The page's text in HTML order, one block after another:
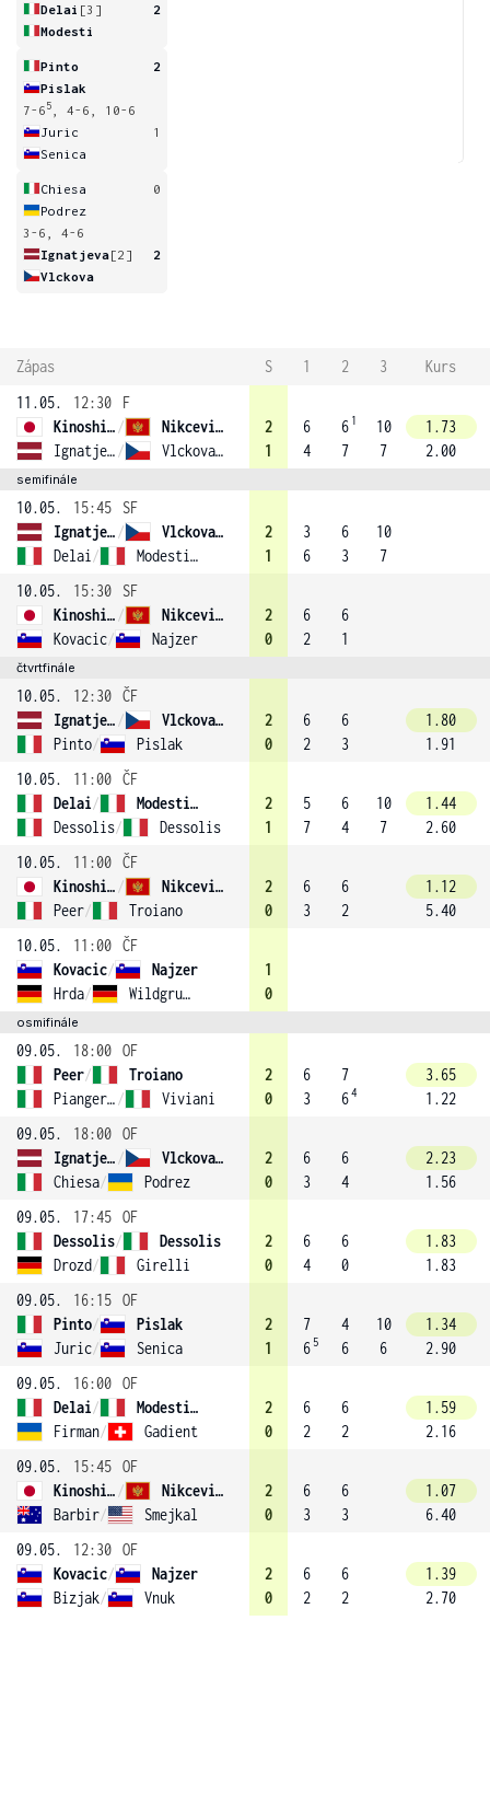
Delai [3]
2
Modesti
Pinto
2
Pislak
7-6 5
, 4-6, 10-6
Juric
1
Senica
Chiesa
0
Podrez
3-6, 4-6
Ignatjeva[2]
2
Vlckova
Zápas S 1 2 3
Kurs
11.05.
12:30
F
Kinoshita /
Nikcevic (4)
Ignatjeva / Vlckova (2)
2
1
6
4
6 1
7
10
7
1.73
2.00
semifinále
10.05. 15:45
SF
Ignatjeva /
Vlckova (2)
Delai / Modesti (3)
2
1
3
6
6
3
10
7
10.05.
15:30
SF
Kinoshita /
Nikcevic (4)
Kovacic/ Najzer
2
0
6
2
6
1
čtvrtfinále
10.05. 12:30 ČF
Ignatjeva /
Vlckova (2)
Pinto/ Pislak
2
0
6
2
6
3
1.80
1.91
10.05.
11:00 ČF
Delai/
Modesti (3)
Dessolis/ Dessolis
2
1
5
7
6
4
10
7
1.44
2.60
10.05.
11:00 ČF
Kinoshita /
Nikcevic (4)
Peer/ Troiano
2
0
6
3
6
2
1.12
5.40
10.05.
11:00 ČF
Kovacic/
Najzer
Hrda/ Wildgruber (1)
1
0
osmifinále
09.05. 18:00 OF
Peer/
Troiano
Piangerelli / Viviani
2
0
6
3
7
64
3.65
1.22
09.05.
18:00 OF
Ignatjeva /
Vlckova (2)
Chiesa/ Podrez
2
0
6
3
6
4
2.23
1.56
09.05.
17:45 OF
Dessolis/
Dessolis
Drozd/ Girelli
2
0
6
4
6
0
1.83
1.83
09.05.
16:15 OF
Pinto/
Pislak
Juric/ Senica
2
1
7
6 5
4
6
10
6
1.34
2.90
09.05.
16:00 OF
Delai/
Modesti (3)
Firman/ Gadient
2
0
6
2
6
2
1.59
2.16
09.05.
15:45 OF
Kinoshita /
Nikcevic (4)
Barbir/ Smejkal
2
0
6
3
6
3
1.07
6.40
09.05.
12:30 OF
Kovacic/
Najzer
Bizjak/ Vnuk
2
0
6
2
6
2
1.39
2.70